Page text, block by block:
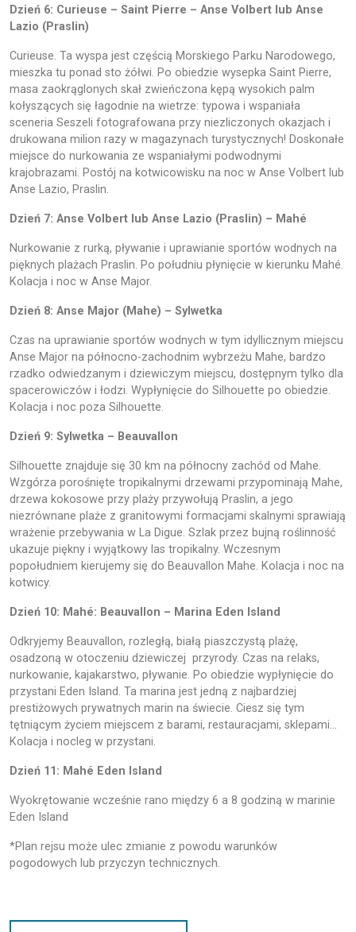
Dzień 6: Curieuse – Saint Pierre – Anse Volbert lub Anse
Lazio (Praslin)
Curieuse. Ta wyspa jest częścią Morskiego Parku Narodowego,
mieszka tu ponad sto żółwi. Po obiedzie wysepka Saint Pierre,
masa zaokrąglonych skał zwieńczona kępą wysokich palm
kołyszących się łagodnie na wietrze: typowa i wspaniała
sceneria Seszeli fotografowana przy niezliczonych okazjach i
drukowana milion razy w magazynach turystycznych! Doskonałe
miejsce do nurkowania ze wspaniałymi podwodnymi
krajobrazami. Postój na kotwicowisku na noc w Anse Volbert lub
Anse Lazio, Praslin.
Dzień 7: Anse Volbert lub Anse Lazio (Praslin) – Mahé
Nurkowanie z rurką, pływanie i uprawianie sportów wodnych na
pięknych plażach Praslin. Po południu płynięcie w kierunku Mahé.
Kolacja i noc w Anse Major.
Dzień 8: Anse Major (Mahe) – Sylwetka
Czas na uprawianie sportów wodnych w tym idyllicznym miejscu
Anse Major na północno-zachodnim wybrzeżu Mahe, bardzo
rzadko odwiedzanym i dziewiczym miejscu, dostępnym tylko dla
spacerowiczów i łodzi. Wypłynięcie do Silhouette po obiedzie.
Kolacja i noc poza Silhouette.
Dzień 9: Sylwetka – Beauvallon
Silhouette znajduje się 30 km na północny zachód od Mahe.
Wzgórza porośnięte tropikalnymi drzewami przypominają Mahe,
drzewa kokosowe przy plaży przywołują Praslin, a jego
niezrównane plaże z granitowymi formacjami skalnymi sprawiają
wrażenie przebywania w La Digue. Szlak przez bujną roślinność
ukazuje piękny i wyjątkowy las tropikalny. Wczesnym
popołudniem kierujemy się do Beauvallon Mahe. Kolacja i noc na
kotwicy.
Dzień 10: Mahé: Beauvallon – Marina Eden Island
Odkryjemy Beauvallon, rozległą, białą piaszczystą plażę,
osadzoną w otoczeniu dziewiczej przyrody. Czas na relaks,
nurkowanie, kajakarstwo, pływanie. Po obiedzie wypłynięcie do
przystani Eden Island. Ta marina jest jedną z najbardziej
prestiżowych prywatnych marin na świecie. Ciesz się tym
tętniącym życiem miejscem z barami, restauracjami, sklepami…
Kolacja i nocleg w przystani.
Dzień 11: Mahé Eden Island
Wyokrętowanie wcześnie rano między 6 a 8 godziną w marinie
Eden Island
*Plan rejsu może ulec zmianie z powodu warunków
pogodowych lub przyczyn technicznych.